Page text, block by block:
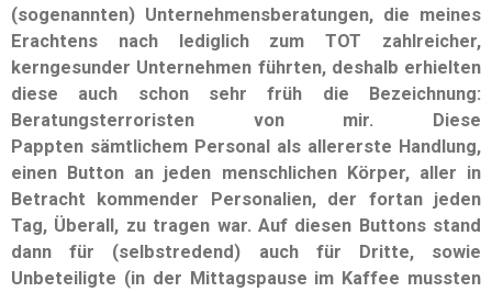
(sogenannten) Unternehmensberatungen, die meines
Erachtens nach lediglich zum TOT zahlreicher,
kerngesunder Unternehmen führten, deshalb erhielten
diese auch schon sehr früh die Bezeichnung:
Beratungsterroristen von mir. Diese
Pappten sämtlichem Personal als allererste Handlung,
einen Button an jeden menschlichen Körper, aller in
Betracht kommender Personalien, der fortan jeden
Tag, Überall, zu tragen war. Auf diesen Buttons stand
dann für (selbstredend) auch für Dritte, sowie
Unbeteiligte (in der Mittagspause im Kaffee mussten